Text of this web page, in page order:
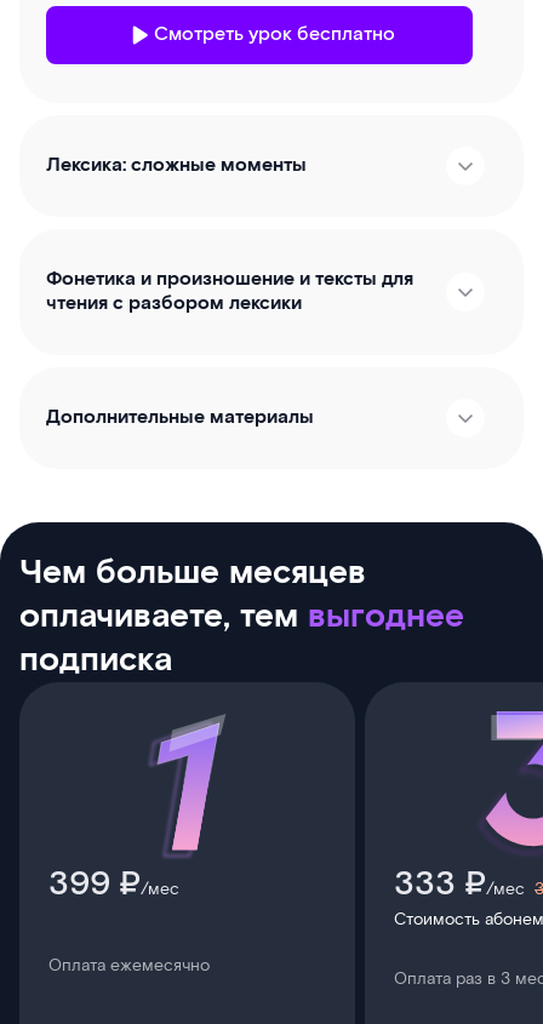
Смотреть урок бесплатно
Лексика: сложные моменты
Фонетика и произношение и тексты для
чтения с разбором лексики
Дополнительные материалы
Чем больше месяцев
оплачиваете, тем выгоднее
подписка
399 ₽/мес
Оплата ежемесячно
333 ₽/мес
Стоимость
Оплата раз в 3